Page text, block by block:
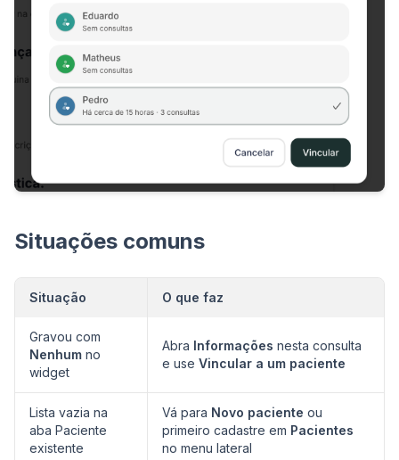
Situações comuns
Situação O que faz
Gravou com
Nenhum no
widget
Abra Informações nesta consulta
e use Vincular a um paciente
Lista vazia na
aba Paciente
existente
Vá para Novo paciente ou
primeiro cadastre em Pacientes
no menu lateral